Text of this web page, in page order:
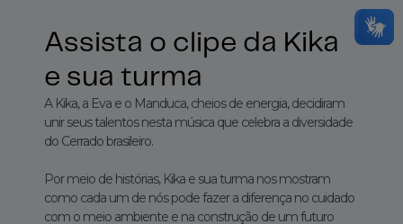
Assista o clipe da Kika
e sua turma
A Kika, a Eva e o Manduca, cheios de energia, decidiram
unir seus talentos nesta música que celebra a diversidade
do Cerrado brasileiro.
Por meio de histórias, Kika e sua turma nos mostram
como cada um de nós pode fazer a diferença no cuidado
com o meio ambiente e na construção de um futuro